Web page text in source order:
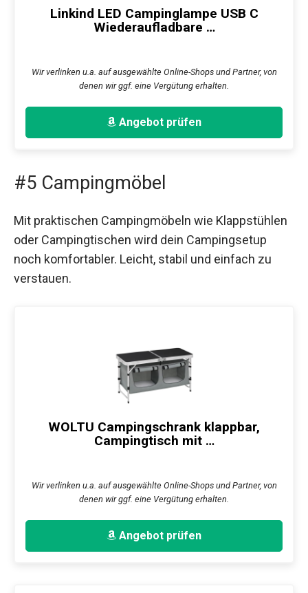
Linkind LED Campinglampe USB C
Wiederaufladbare …
Wir verlinken u.a. auf ausgewählte Online-Shops und Partner, von
denen wir ggf. eine Vergütung erhalten.
Angebot prüfen
#5 Campingmöbel
Mit praktischen Campingmöbeln wie Klappstühlen
oder Campingtischen wird dein Campingsetup
noch komfortabler. Leicht, stabil und einfach zu
verstauen.
WOLTU Campingschrank klappbar,
Campingtisch mit …
Wir verlinken u.a. auf ausgewählte Online-Shops und Partner, von
denen wir ggf. eine Vergütung erhalten.
Angebot prüfen